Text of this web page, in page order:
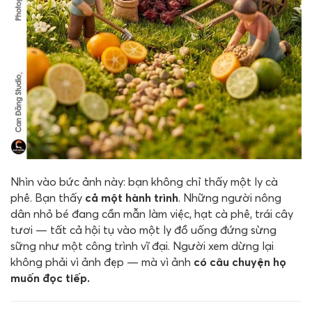
Nhìn vào bức ảnh này: bạn không chỉ thấy một ly cà
phê. Bạn thấy cả một hành trình. Những người nông
dân nhỏ bé đang cần mẫn làm việc, hạt cà phê, trái cây
tươi — tất cả hội tụ vào một ly đồ uống đứng sừng
sững như một công trình vĩ đại. Người xem dừng lại
không phải vì ảnh đẹp — mà vì ảnh có câu chuyện họ
muốn đọc tiếp.